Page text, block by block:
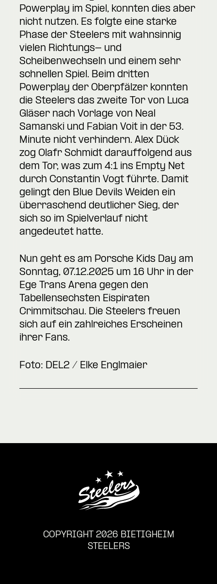
Powerplay im Spiel, konnten dies aber
nicht nutzen. Es folgte eine starke
Phase der Steelers mit wahnsinnig
vielen Richtungs- und
Scheibenwechseln und einem sehr
schnellen Spiel. Beim dritten
Powerplay der Oberpfälzer konnten
die Steelers das zweite Tor von Luca
Gläser nach Vorlage von Neal
Samanski und Fabian Voit in der 53.
Minute nicht verhindern. Alex Dück
zog Olafr Schmidt darauffolgend aus
dem Tor, was zum 4:1 ins Empty Net
durch Constantin Vogt führte. Damit
gelingt den Blue Devils Weiden ein
überraschend deutlicher Sieg, der
sich so im Spielverlauf nicht
angedeutet hatte.
Nun geht es am Porsche Kids Day am
Sonntag, 07.12.2025 um 16 Uhr in der
Ege Trans Arena gegen den
Tabellensechsten Eispiraten
Crimmitschau. Die Steelers freuen
sich auf ein zahlreiches Erscheinen
ihrer Fans.
Foto: DEL2 / Elke Englmaier
COPYRIGHT 2026 BIETIGHEIM
STEELERS